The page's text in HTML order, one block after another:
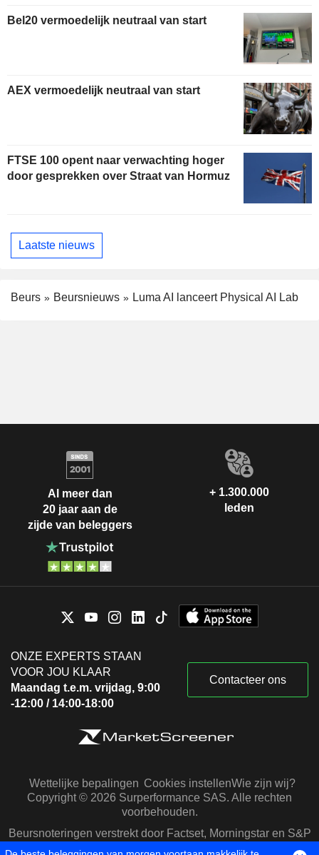
Bel20 vermoedelijk neutraal van start
AEX vermoedelijk neutraal van start
FTSE 100 opent naar verwachting hoger
door gesprekken over Straat van Hormuz
Laatste nieuws
Beurs Beursnieuws Luma AI lanceert Physical AI Lab
Al meer dan
20 jaar aan de
zijde van beleggers
+ 1.300.000
leden
ONZE EXPERTS STAAN
VOOR JOU KLAAR
Maandag t.e.m. vrijdag, 9:00
-12:00 / 14:00-18:00
Contacteer ons
Wettelijke bepalingen Cookies instellenWie zijn wij?
Copyright © 2026 Surperformance SAS. Alle rechten
voorbehouden.
Beursnoteringen verstrekt door Factset, Morningstar en S&P